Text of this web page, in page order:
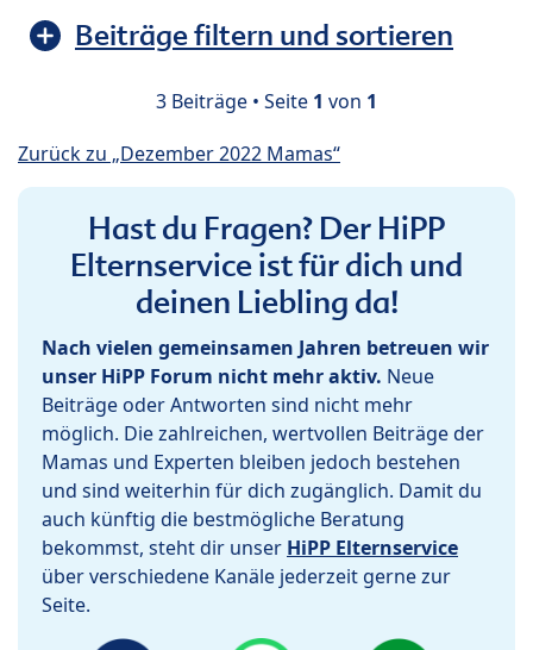
Beiträge filtern und sortieren
3 Beiträge • Seite 1 von 1
Zurück zu „Dezember 2022 Mamas“
Hast du Fragen? Der HiPP
Elternservice ist für dich und
deinen Liebling da!
Nach vielen gemeinsamen Jahren betreuen wir
unser HiPP Forum nicht mehr aktiv. Neue
Beiträge oder Antworten sind nicht mehr
möglich. Die zahlreichen, wertvollen Beiträge der
Mamas und Experten bleiben jedoch bestehen
und sind weiterhin für dich zugänglich. Damit du
auch künftig die bestmögliche Beratung
bekommst, steht dir unser HiPP Elternservice
über verschiedene Kanäle jederzeit gerne zur
Seite.